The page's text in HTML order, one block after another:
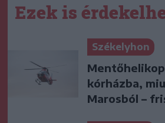
Ezek is
Székelyhon
kórházba,
Marosból –